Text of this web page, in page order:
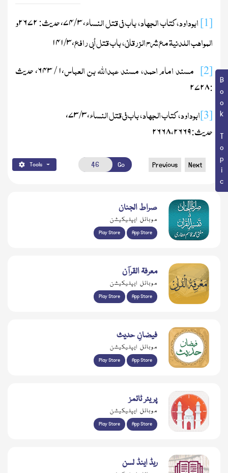
Book Topic
[1]ابوداود،کتاب الجہاد، باب فی قتل النساء،۳ / ۷۴ ، حدیث:۲۶۷۲و
المواھب اللدنیۃ مع شرح الزرقانی، باب قتل أبی رافع،۳ / ۱۴۱
[2] مسند امام احمد، مسند عبداللّٰہ بن العباس،۱ / ۶۴۳
، حدیث
:۲۷۲۸
[3]ابوداود،کتاب الجہاد، باب فی قتل النساء،۳ / ۷۳
،
حدیث:۲۶۶۸،۲۶۶۹
Tools Go Previous Next
صراط الجنان
موبائل ایپلیکیشن
Play Store App Store
معرفۃ القرآن
موبائل ایپلیکیشن
Play Store App Store
فیضانِ حدیث
موبائل ایپلیکیشن
Play Store App Store
پریئر ٹائمز
موبائل ایپلیکیشن
Play Store App Store
ریڈ اینڈ لسن